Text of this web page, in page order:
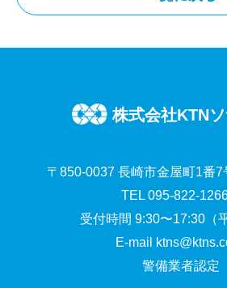
e
o
株式会社KTN
〒850-0037 長崎市金屋町1番
TEL 095-822-
受付時間 9:30〜17:30（
E-mail
警備業者認定